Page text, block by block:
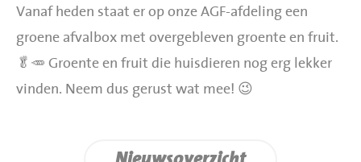
Vanaf heden staat er op onze AGF-afdeling een
groene afvalbox met overgebleven groente en fruit.
🥬🥕 Groente en fruit die huisdieren nog erg lekker
vinden. Neem dus gerust wat mee! 😉